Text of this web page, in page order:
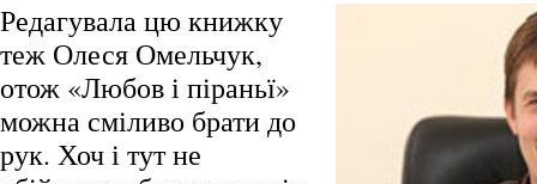
Редагувала цю книжку
теж Олеся Омельчук,
отож «Любов і піраньї»
можна сміливо брати до
рук. Хоч і тут не